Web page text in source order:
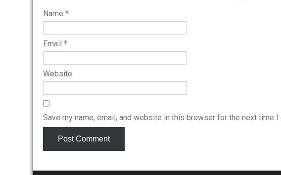
Name *
Email *
Website
Save my name, email, and website in this browser for the next time I